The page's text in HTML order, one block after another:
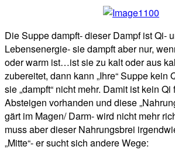
Die Suppe dampft- dieser Dampf ist Qi-
Lebensenergie- sie dampft aber nur,
oder warm ist…ist sie zu kalt oder aus
zubereitet, dann kann „Ihre“ Suppe kein
sie „dampft“ nicht mehr. Damit ist kein
Absteigen vorhanden und diese
gärt im Magen/ Darm- wird nicht mehr
muss aber dieser Nahrungsbrei
„Mitte“- er sucht sich andere Wege: